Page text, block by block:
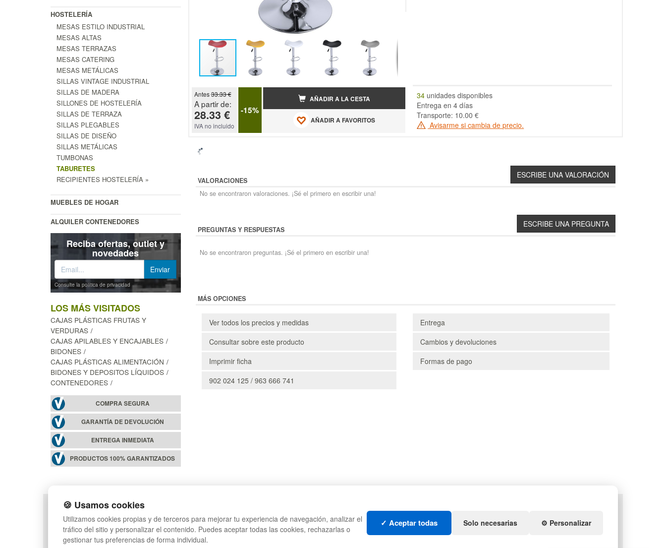
HOSTELERÍA
MESAS ESTILO INDUSTRIAL
MESAS ALTAS
MESAS TERRAZAS
MESAS CATERING
MESAS METÁLICAS
SILLAS VINTAGE INDUSTRIAL
SILLAS DE MADERA
SILLONES DE HOSTELERÍA
SILLAS DE TERRAZA
SILLAS PLEGABLES
SILLAS DE DISEÑO
SILLAS METÁLICAS
TUMBONAS
TABURETES
RECIPIENTES HOSTELERÍA »
MUEBLES DE HOGAR
ALQUILER CONTENEDORES
Reciba ofertas, outlet y
novedades
Consulte la política de privacidad
LOS MÁS VISITADOS
CAJAS PLÁSTICAS FRUTAS Y
VERDURAS
CAJAS APILABLES Y ENCAJABLES
BIDONES
CAJAS PLÁSTICAS ALIMENTACIÓN
BIDONES Y DEPOSITOS LÍQUIDOS
CONTENEDORES
COMPRA SEGURA
GARANTÍA DE DEVOLUCIÓN
ENTREGA INMEDIATA
PRODUCTOS 100% GARANTIZADOS
Antes33.33 €
A partir de:
28.33 €
IVA no incluido
-15%
AÑADIR A LA CESTA
AÑADIR A FAVORITOS
34 unidades disponibles
Entrega en 4 días
Transporte: 10.00 €
Avisarme si cambia de precio.
VALORACIONES
No se encontraron valoraciones. ¡Sé el primero en escribir una!
PREGUNTAS Y RESPUESTAS
No se encontraron preguntas. ¡Sé el primero en escribir una!
MÁS OPCIONES
Ver todos los precios y medidas
Consultar sobre este producto
Imprimir ficha
902 024 125 / 963 666 741
Entrega
Cambios y devoluciones
Formas de pago
POLÍTICA DE PRIVACIDAD
CONDICIONES DE USO
CAMBIOS Y DEVOLUCIONES
CONTACTO
PREGUNTAS FRECUENTES
INGRESA A TU CUENTA
ESTANTERÍAS
MANUTENCIÓN
PALETS
CONTENEDORES DE PLÁSTICO
LIQUIDACIÓN Y SOBRANTES
ARTÍCULOS DE NATACIÓN
🍪 Usamos cookies
Utilizamos cookies propias y de terceros para mejorar tu experiencia de navegación, analizar el
tráfico del sitio y personalizar el contenido. Puedes aceptar todas las cookies, rechazarlas o
gestionar tus preferencias de forma individual.
✓ Aceptar todas Solo necesarias ⚙️ Personalizar